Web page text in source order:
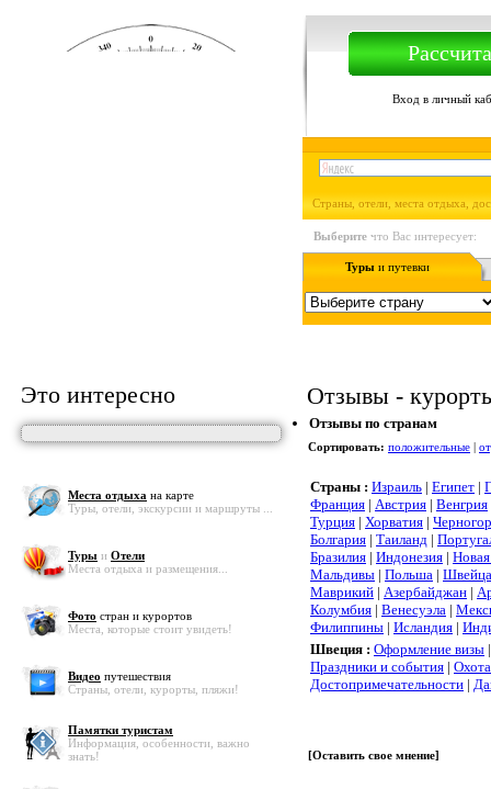
Вход в личный
Страны, отели, места отдыха,
Выберите что Вас интересует:
Туры и путевки
Это интересно
Места отдыха на карте
Туры, отели, экскурсии и маршруты ...
Туры и Отели
Места отдыха и размещения...
Фото стран и курортов
Места, которые стоит увидеть!
Видео путешествия
Страны, отели, курорты, пляжи!
Памятки туристам
Информация, особенности, важно
знать!
Отзывы -
Отзывы по странам
Сортировать: положительные |
Страны : Израиль | Египет |
Франция | Австрия | Венгрия
Турция | Хорватия |
Болгария | Таиланд |
Бразилия | Индонезия |
Мальдивы | Польша |
Маврикий | Азербайджан |
Колумбия | Венесуэла |
Филиппины | Исландия |
Швеция : Оформление визы
Праздники и события |
Достопримечательности |
[Оставить свое мнение]